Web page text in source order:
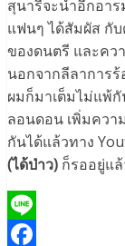
สุนารีจะนำอีกอา
แฟนๆ ได้สัมผัส กั
ของดนตรี และคว
นอกจากลีลาการร้
ผมก็มาเต็มไม่แพ้
ลอนดอน เพิ่มควา
กันได้แล้วทาง
(ได้ป่าว) ก็รออยู่แ
Line